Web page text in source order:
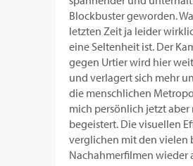
Blockbuster geworden.
letzten Zeit ja leider
eine Seltenheit ist. Der
gegen Urtier wird hier
und verlagert sich mehr
die menschlichen
mich persönlich jetzt aber
begeistert. Die visuellen
verglichen mit den vielen
Nachahmerfilmen wieder